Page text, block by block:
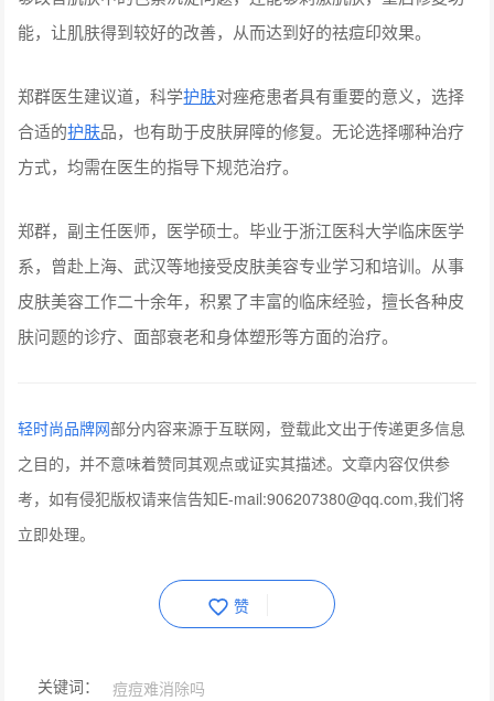
能，让肌肤得到较好的改善，从而达到好的祛痘印效果。
郑群医生建议道，科学护肤对痤疮患者具有重要的意义，选择
合适的护肤品，也有助于皮肤屏障的修复。无论选择哪种治疗
方式，均需在医生的指导下规范治疗。
郑群，副主任医师，医学硕士。毕业于浙江医科大学临床医学
系，曾赴上海、武汉等地接受皮肤美容专业学习和培训。从事
皮肤美容工作二十余年，积累了丰富的临床经验，擅长各种皮
肤问题的诊疗、面部衰老和身体塑形等方面的治疗。
轻时尚品牌网部分内容来源于互联网，登载此文出于传递更多信息
之目的，并不意味着赞同其观点或证实其描述。文章内容仅供参
考，如有侵犯版权请来信告知E-mail:906207380@qq.com,我们将
立即处理。
赞
关键词：
痘痘难消除吗